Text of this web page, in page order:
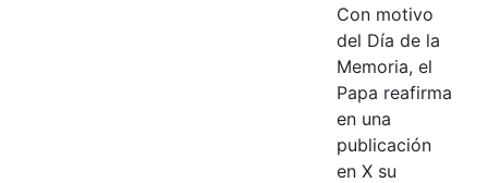
Con motivo
del Día de la
Memoria, el
Papa reafirma
en una
publicación
en X su